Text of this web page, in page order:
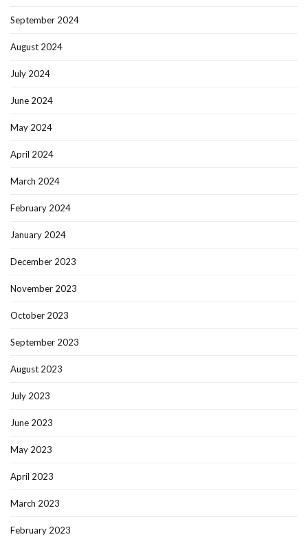
September 2024
August 2024
July 2024
June 2024
May 2024
April 2024
March 2024
February 2024
January 2024
December 2023
November 2023
October 2023
September 2023
August 2023
July 2023
June 2023
May 2023
April 2023
March 2023
February 2023